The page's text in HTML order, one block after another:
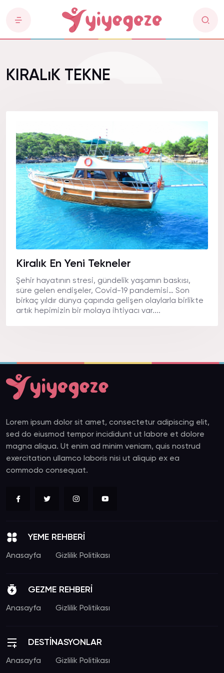
KIRALıK TEKNE
Kiralık En Yeni Tekneler
Şehir hayatının stresi, gündelik yaşamın baskısı,
süre gelen endişeler, Covid-19 pandemisi… Son
birkaç yıldır dünya çapında gelişen olaylarla birlikte
artık hepimizin bir molaya ihtiyacı var....
Lorem ipsum dolor sit amet, consectetur adipiscing elit,
sed do eiusmod tempor incididunt ut labore et dolore
magna aliqua. Ut enim ad minim veniam, quis nostrud
exercitation ullamco laboris nisi ut aliquip ex ea
commodo consequat.
YEME REHBERİ
Anasayfa Gizlilik Politikası
GEZME REHBERİ
Anasayfa Gizlilik Politikası
DESTİNASYONLAR
Anasayfa Gizlilik Politikası